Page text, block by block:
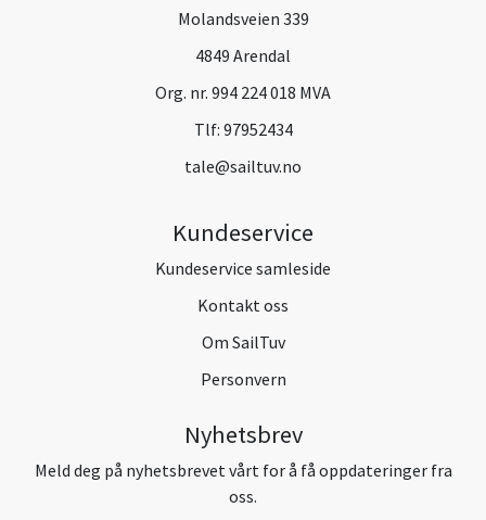
Molandsveien 339
4849 Arendal
Org. nr. 994 224 018 MVA
Tlf: 97952434
tale@sailtuv.no
Kundeservice
Kundeservice samleside
Kontakt oss
Om SailTuv
Personvern
Nyhetsbrev
Meld deg på nyhetsbrevet vårt for å få oppdateringer fra
oss.